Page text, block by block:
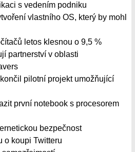
s vedením podniku
vlastního OS, který by mohl
letos klesnou o 9,5 %
partnerství v oblasti
pilotní projekt umožňující
první notebook s procesorem
bezpečnost
o koupi Twitteru